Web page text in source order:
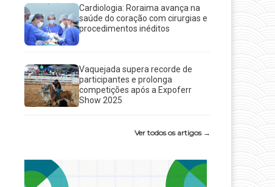
Cardiologia: Roraima avança na
saúde do coração com cirurgias e
procedimentos inéditos
Vaquejada supera recorde de
participantes e prolonga
competições após a Expoferr
Show 2025
Ver todos os artigos →